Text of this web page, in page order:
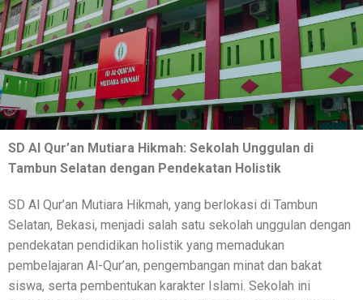
SD Al Qur’an Mutiara Hikmah: Sekolah Unggulan di
Tambun Selatan dengan Pendekatan Holistik
SD Al Qur’an Mutiara Hikmah, yang berlokasi di Tambun
Selatan, Bekasi, menjadi salah satu sekolah unggulan dengan
pendekatan pendidikan holistik yang memadukan
pembelajaran Al-Qur’an, pengembangan minat dan bakat
siswa, serta pembentukan karakter Islami. Sekolah ini